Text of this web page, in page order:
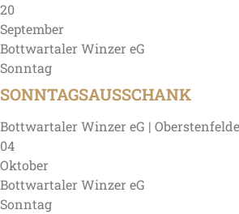
20
September
Bottwartaler Winzer eG
Sonntag
SONNTAGSAUSSCHANK
Bottwartaler Winzer eG |
04
Oktober
Bottwartaler Winzer eG
Sonntag